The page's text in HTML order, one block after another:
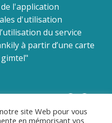
l'application
d'utilisation
du service
à partir d’une carte
site Web pour vous
en mémorisant vos